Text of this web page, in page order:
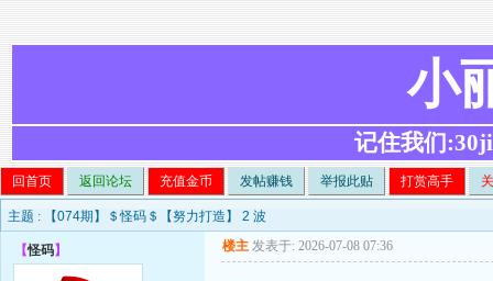
小
记住我们
回首页 返回论坛 充值金币 发帖赚钱 举报此贴 打赏高手
主题 : 【074期】＄怪码＄【努力打造】 2 波
【怪码】 楼主 发表于: 2026-07-08 07:36